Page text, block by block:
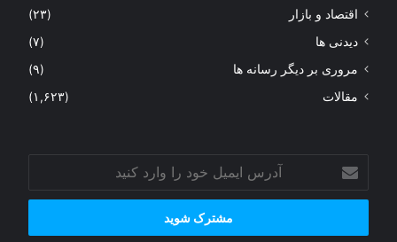
اقتصاد و بازار
(۲۳)
دیدنی ها
(۷)
مروری بر دیگر رسانه ها
(۹)
مقالات
(۱,۶۲۳)
ایمیل
خود
وارد